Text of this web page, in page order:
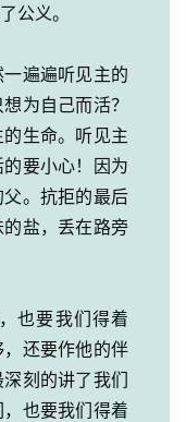
公义。
遍遍听见主的
为自己而活？
生命。听见主
要小心！因为
。抗拒的最后
盐，丢在路旁
也要我们得着
还要作他的伴
刻的讲了我们
也要我们得着